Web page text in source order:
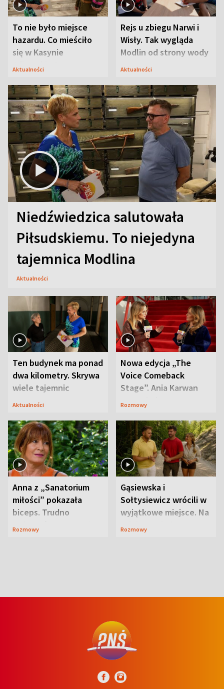
To nie było miejsce
hazardu. Co mieściło
się w Kasynie
Oficerskim?
Aktualności
Rejs u zbiegu Narwi i
Wisły. Tak wygląda
Modlin od strony wody
Aktualności
Niedźwiedzica salutowała
Piłsudskiemu. To niejedyna
tajemnica Modlina
Aktualności
Ten budynek ma ponad
dwa kilometry. Skrywa
wiele tajemnic
Aktualności
Nowa edycja „The
Voice Comeback
Stage”. Ania Karwan
zapowiada
Rozmowy
Anna z „Sanatorium
miłości” pokazała
biceps. Trudno
uwierzyć, co przeszła
Rozmowy
Gąsiewska i
Sołtysiewicz wrócili w
wyjątkowe miejsce. Na
szlaku czekał
Rozmowy